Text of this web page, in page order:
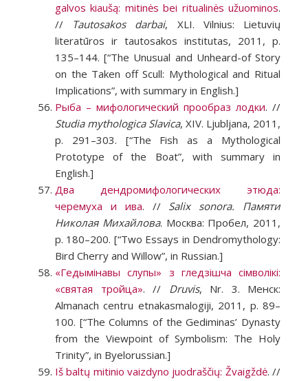
galvos kiaušą: mitinės bei ritualinės užuominos.
// Tautosakos darbai, XLI. Vilnius: Lietuvių
literatūros ir tautosakos institutas, 2011, p.
135–144. [“The Unusual and Unheard-of Story
on the Taken off Scull: Mythological and Ritual
Implications”, with summary in English.]
Рыба – мифологический прообраз лодки. //
Studia mythologica Slavica, XIV. Ljubljana, 2011,
p. 291–303. [“The Fish as a Mythological
Prototype of the Boat”, with summary in
English.]
Два дендромифологических этюда:
черемуха и ива. // Salix sonora. Памяти
Николая Михайлова. Москва: Пробел, 2011,
p. 180–200. [“Two Essays in Dendromythology:
Bird Cherry and Willow”, in Russian.]
«Гедымiнавы слупы» з гледзiшча сiмволiкi:
«святая тройца». // Druvis, Nr. 3. Менск:
Almanach centru etnakasmalogiji, 2011, p. 89–
100. [“The Columns of the Gediminas’ Dynasty
from the Viewpoint of Symbolism: The Holy
Trinity”, in Byelorussian.]
Iš baltų mitinio vaizdyno juodraščių: Žvaigždė. //